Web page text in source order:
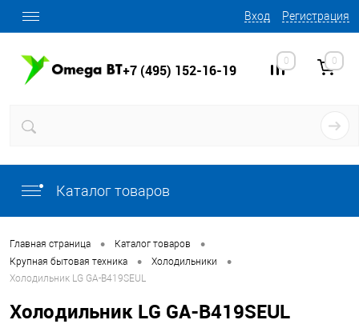
Вход Регистрация
+7 (495) 152-16-19
0 0
Каталог товаров
Главная страница • Каталог товаров •
Крупная бытовая техника • Холодильники •
Холодильник LG GA-B419SEUL
Холодильник LG GA-B419SEUL